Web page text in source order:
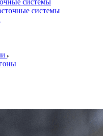
системы
системы